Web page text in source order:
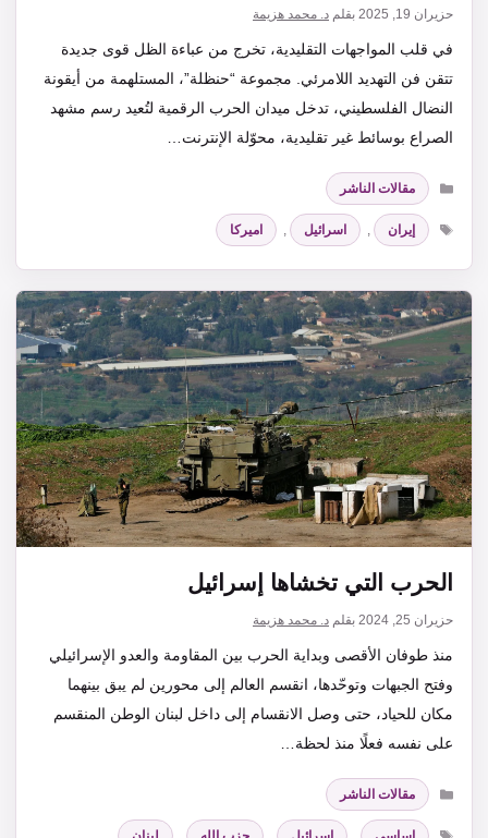
حزيران 19, 2025 بقلم د. محمد هزيمة
في قلب المواجهات التقليدية، تخرج من عباءة الظل قوى جديدة
تتقن فن التهديد اللامرئي. مجموعة “حنظلة”، المستلهمة من أيقونة
النضال الفلسطيني، تدخل ميدان الحرب الرقمية لتُعيد رسم مشهد
الصراع بوسائط غير تقليدية، محوّلة الإنترنت…
التصنيفات
مقالات الناشر
الوسوم
إيران , اسرائيل , اميركا
الحرب التي تخشاها إسرائيل
حزيران 25, 2024 بقلم د. محمد هزيمة
منذ طوفان الأقصى وبداية الحرب بين المقاومة والعدو الإسرائيلي
وفتح الجبهات وتوحّدها، انقسم العالم إلى محورين لم يبق بينهما
مكان للحياد، حتى وصل الانقسام إلى داخل لبنان الوطن المنقسم
على نفسه فعلًا منذ لحظة…
التصنيفات
مقالات الناشر
الوسوم